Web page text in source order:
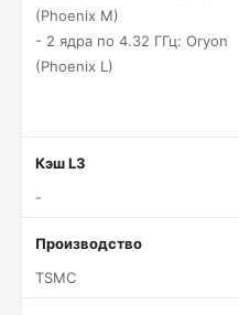
(Phoenix M)
- 2 ядра по 4.32 ГГц: Oryon
(Phoenix L)
Кэш L3
-
Производство
TSMC